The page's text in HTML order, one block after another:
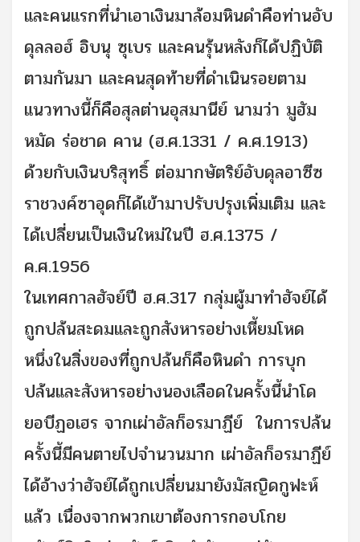
และคนแรกที่นำเอาเงินมาล้อมหินดำคือท่านอับ
ดุลลอฮ์ อิบนุ ซุเบร และคนรุ้นหลังก็ได้ปฏิบัติ
ตามกันมา และคนสุดท้ายที่ดำเนินรอยตาม
แนวทางนี้ก็คือสุลต่านอุสมานีย์ นามว่า มูฮัม
หมัด ร่อชาด คาน (ฮ.ศ.1331 / ค.ศ.1913)
ด้วยกับเงินบริสุทธิ์ ต่อมากษัตริย์อับดุลอาซีซ
ราชวงค์ซาอุดก็ได้เข้ามาปรับปรุงเพิ่มเติม และ
ได้เปลี่ยนเป็นเงินใหม่ในปี ฮ.ศ.1375 /
ค.ศ.1956
ในเทศกาลฮัจย์ปี ฮ.ศ.317 กลุ่มผู้มาทำฮัจย์ได้
ถูกปล้นสะดมและถูกสังหารอย่างเหี้ยมโหด
หนึ่งในสิ่งของที่ถูกปล้นก็คือหินดำ การบุก
ปล้นและสังหารอย่างนองเลือดในครั้งนี้นำโด
ยอบีฏอเฮร จากเผ่าอัลก็อรมาฏีย์ ในการปล้น
ครั้งนี้มีคนตายไปจำนวนมาก เผ่าอัลก็อรมาฏีย์
ได้อ้างว่าฮัจย์ได้ถูกเปลี่ยนมายังมัสญิดกูฟะห์
แล้ว เนื่องจากพวกเขาต้องการกอบโกย